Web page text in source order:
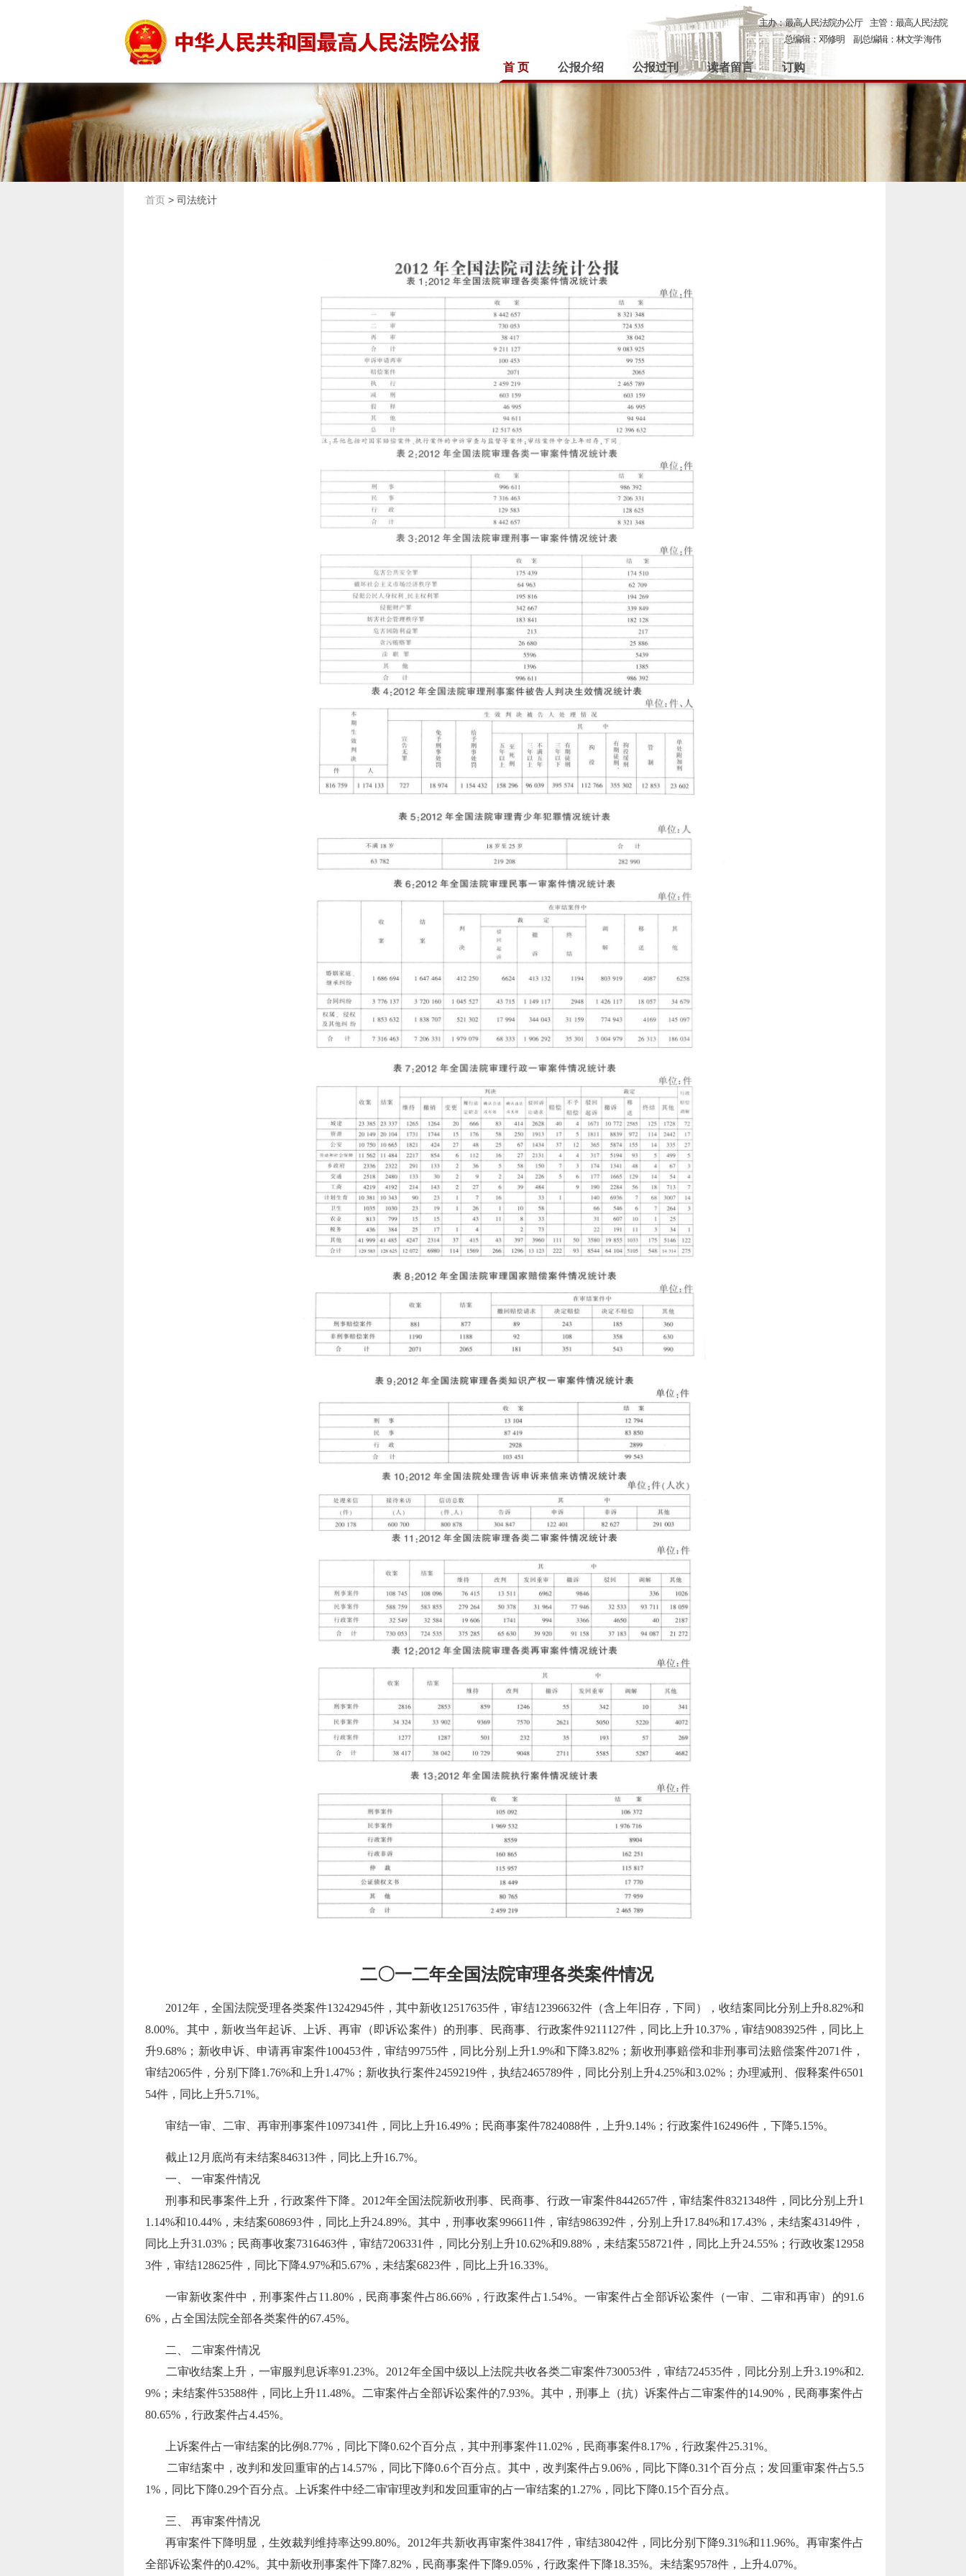
主办：最高人民法院办公厅
主管：最高人民法院
总编辑：邓修明
副总编辑：林文学 海伟
首 页 公报介绍 公报过刊 读者留言 订购
首页 > 司法统计
二〇一二年全国法院审理各类案件情况
2012年，全国法院受理各类案件13242945件，其中新收12517635件，审结12396632件（含上年旧存，下同），收结案同比分别上升8.82%和
8.00%。其中，新收当年起诉、上诉、再审（即诉讼案件）的刑事、民商事、行政案件9211127件，同比上升10.37%，审结9083925件，同比上
升9.68%；新收申诉、申请再审案件100453件，审结99755件，同比分别上升1.9%和下降3.82%；新收刑事赔偿和非刑事司法赔偿案件2071件，
审结2065件，分别下降1.76%和上升1.47%；新收执行案件2459219件，执结2465789件，同比分别上升4.25%和3.02%；办理减刑、假释案件6501
54件，同比上升5.71%。
审结一审、二审、再审刑事案件1097341件，同比上升16.49%；民商事案件7824088件，上升9.14%；行政案件162496件，下降5.15%。
截止12月底尚有未结案846313件，同比上升16.7%。
一、 一审案件情况
刑事和民事案件上升，行政案件下降。2012年全国法院新收刑事、民商事、行政一审案件8442657件，审结案件8321348件，同比分别上升1
1.14%和10.44%，未结案608693件，同比上升24.89%。其中，刑事收案996611件，审结986392件，分别上升17.84%和17.43%，未结案43149件，
同比上升31.03%；民商事收案7316463件，审结7206331件，同比分别上升10.62%和9.88%，未结案558721件，同比上升24.55%；行政收案12958
3件，审结128625件，同比下降4.97%和5.67%，未结案6823件，同比上升16.33%。
一审新收案件中，刑事案件占11.80%，民商事案件占86.66%，行政案件占1.54%。一审案件占全部诉讼案件（一审、二审和再审）的91.6
6%，占全国法院全部各类案件的67.45%。
二、 二审案件情况
二审收结案上升，一审服判息诉率91.23%。2012年全国中级以上法院共收各类二审案件730053件，审结724535件，同比分别上升3.19%和2.
9%；未结案件53588件，同比上升11.48%。二审案件占全部诉讼案件的7.93%。其中，刑事上（抗）诉案件占二审案件的14.90%，民商事案件占
80.65%，行政案件占4.45%。
上诉案件占一审结案的比例8.77%，同比下降0.62个百分点，其中刑事案件11.02%，民商事案件8.17%，行政案件25.31%。
二审结案中，改判和发回重审的占14.57%，同比下降0.6个百分点。其中，改判案件占9.06%，同比下降0.31个百分点；发回重审案件占5.5
1%，同比下降0.29个百分点。上诉案件中经二审审理改判和发回重审的占一审结案的1.27%，同比下降0.15个百分点。
三、 再审案件情况
再审案件下降明显，生效裁判维持率达99.80%。2012年共新收再审案件38417件，审结38042件，同比分别下降9.31%和11.96%。再审案件占
全部诉讼案件的0.42%。其中新收刑事案件下降7.82%，民商事案件下降9.05%，行政案件下降18.35%。未结案9578件，上升4.07%。